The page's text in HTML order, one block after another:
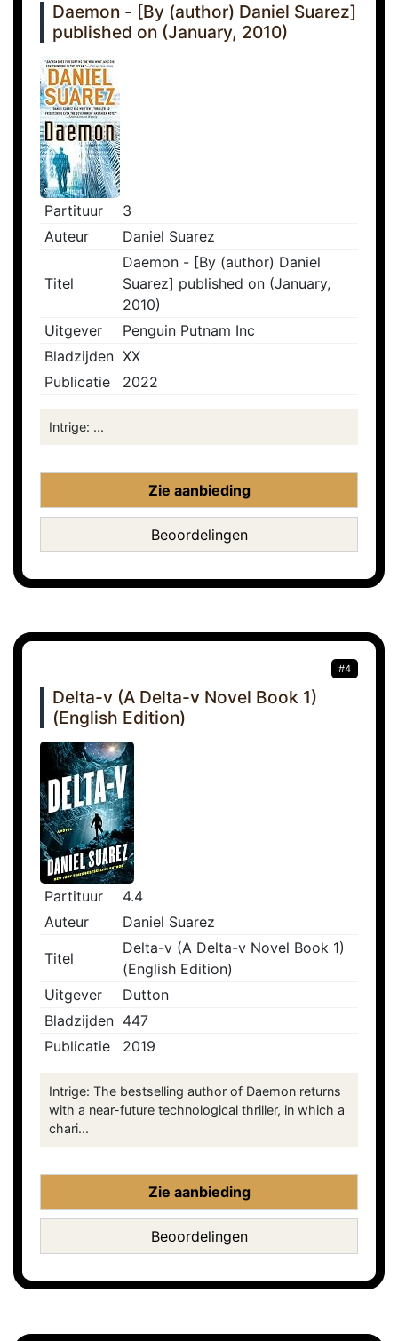
Daemon - [By (author) Daniel Suarez]
published on (January, 2010)
Partituur
3
Auteur
Daniel Suarez
Titel
Daemon - [By (author) Daniel
Suarez] published on (January,
2010)
Uitgever
Penguin Putnam Inc
Bladzijden XX
Publicatie
2022
Intrige: ...
Zie aanbieding
Beoordelingen
#4
Delta-v (A Delta-v Novel Book 1)
(English Edition)
Partituur
4.4
Auteur
Daniel Suarez
Titel
Delta-v (A Delta-v Novel Book 1)
(English Edition)
Uitgever
Dutton
Bladzijden 447
Publicatie
2019
Intrige: The bestselling author of Daemon returns
with a near-future technological thriller, in which a
chari...
Zie aanbieding
Beoordelingen